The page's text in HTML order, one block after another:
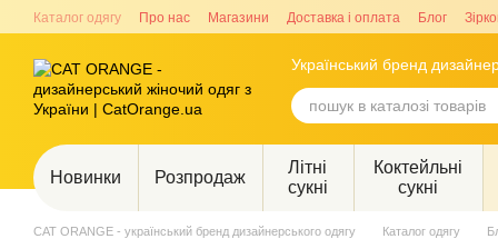
Перейти до основного контенту
Каталог одягу Про нас Магазини Доставка і оплата Блог
Український бренд
Новинки Розпродаж
Літні
сукні
Коктейльні
сукні
CAT ORANGE - український бренд дизайнерського одягу Каталог одягу